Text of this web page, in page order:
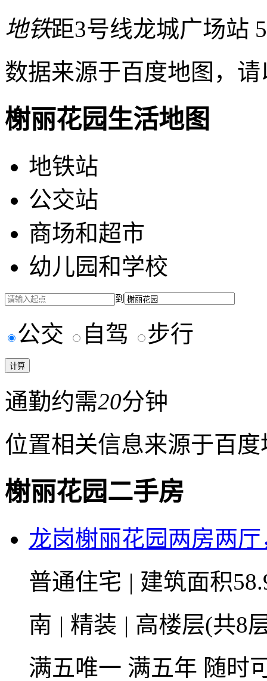
地铁距3号线龙城广场站
数据来源于百度地图，
榭丽花园生活地图
地铁站
公交站
商场和超市
幼儿园和学校
到
公交 自驾 步行
通勤约需20分钟
位置相关信息来源于百
榭丽花园二手房
龙岗榭丽花园两房两
普通住宅 | 建筑面积
南 | 精装 | 高楼层(共8
满五唯一 满五年 随时